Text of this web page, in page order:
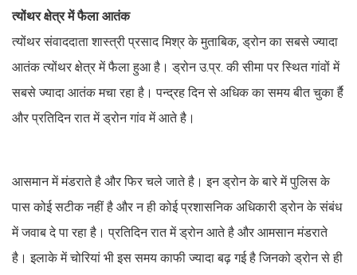
त्योंथर क्षेत्र में फैला आतंक
त्योंथर संवाददाता शास्त्री प्रसाद मिश्र के मुताबिक, ड्रोन का सबसे ज्यादा
आतंक त्योंथर क्षेत्र में फैला हुआ है। ड्रोन उ.प्र. की सीमा पर स्थित गांवों में
सबसे ज्यादा आतंक मचा रहा है। पन्द्रह दिन से अधिक का समय बीत चुका र्है
और प्रतिदिन रात में ड्रोन गांव में आते है।
आसमान में मंडराते है और फिर चले जाते है। इन ड्रोन के बारे में पुलिस के
पास कोई सटीक नहीं है और न ही कोई प्रशासनिक अधिकारी ड्रोन के संबंध
में जवाब दे पा रहा है। प्रतिदिन रात में ड्रोन आते है और आमसान मंडराते
है। इलाके में चोरियां भी इस समय काफी ज्यादा बढ़ गई है जिनको ड्रोन से ही